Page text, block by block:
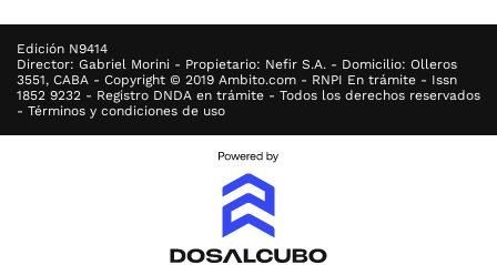
Edición N9414
Director: Gabriel Morini - Propietario: Nefir S.A. - Domicilio: Olleros
3551, CABA - Copyright © 2019 Ambito.com - RNPI En trámite - Issn
1852 9232 - Registro DNDA en trámite - Todos los derechos reservados
- Términos y condiciones de uso